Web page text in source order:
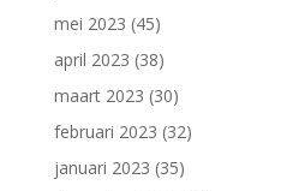
mei 2023 (45)
april 2023 (38)
maart 2023 (30)
februari 2023 (32)
januari 2023 (35)